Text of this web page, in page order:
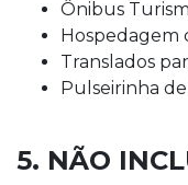
Ônibus
Hospedagem
Translados
Pulseirinha
5. NÃO